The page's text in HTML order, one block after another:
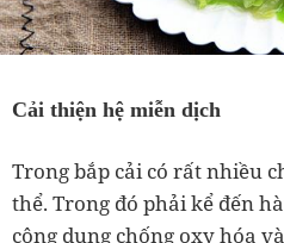
Cải thiện hệ miễn dịch
Trong bắp cải có rất nhiều
thể. Trong đó phải kể đến
công dụng chống oxy hóa